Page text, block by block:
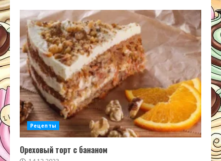
Рецепты
Ореховый торт с бананом